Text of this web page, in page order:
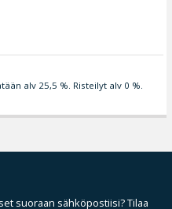
alv 25,5 %. Risteilyt alv 0 %.
suoraan sähköpostiisi? Tilaa